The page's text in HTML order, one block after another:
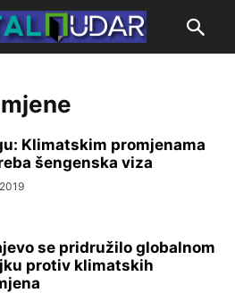
Klimatskim promjenama
šengenska viza
se pridružilo globalnom
protiv klimatskih